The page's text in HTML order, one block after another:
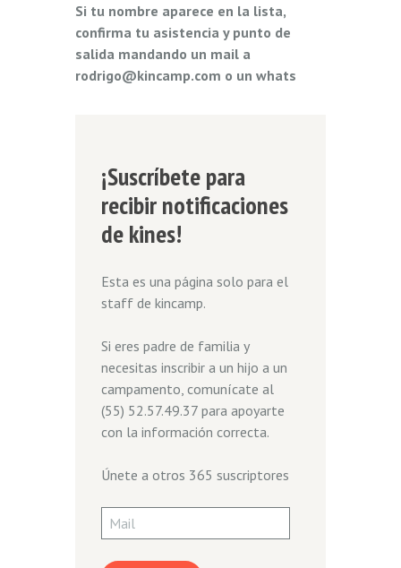
Si tu nombre aparece en la lista,
confirma tu asistencia y punto de
salida mandando un mail a
rodrigo@kincamp.com o un whats
¡Suscríbete para
recibir notificaciones
de kines!
Esta es una página solo para el
staff de kincamp.
Si eres padre de familia y
necesitas inscribir a un hijo a un
campamento, comunícate al
(55) 52.57.49.37 para apoyarte
con la información correcta.
Únete a otros 365 suscriptores
Mail